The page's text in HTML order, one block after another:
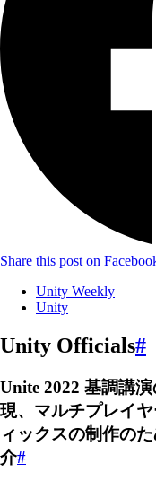
Share this post on
Unity Weekly
Unity
Unity Officials#
Unite 2022 基調講
現、マルチプレイ
ィックスの制作の
介#